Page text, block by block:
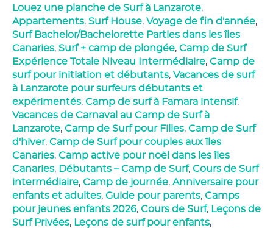
Louez une planche de Surf à Lanzarote,
Appartements, Surf House, Voyage de fin d'année,
Surf Bachelor/Bachelorette Parties dans les îles
Canaries, Surf + camp de plongée, Camp de Surf
Expérience Totale Niveau Intermédiaire, Camp de
surf pour initiation et débutants, Vacances de surf
à Lanzarote pour surfeurs débutants et
expérimentés, Camp de surf à Famara intensif,
Vacances de Carnaval au Camp de Surf à
Lanzarote, Camp de Surf pour Filles, Camp de Surf
d'hiver, Camp de Surf pour couples aux îles
Canaries, Camp active pour noël dans les îles
Canaries, Débutants – Camp de Surf, Cours de Surf
intermédiaire, Camp de journée, Anniversaire pour
enfants et adultes, Guide pour parents, Camps
pour jeunes enfants 2026, Cours de Surf, Leçons de
Surf Privées, Leçons de surf pour enfants,